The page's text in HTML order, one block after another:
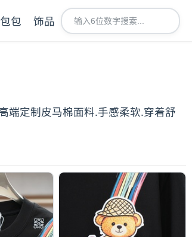
包包 饰品
端定制皮马棉面料.手感柔软.穿着舒